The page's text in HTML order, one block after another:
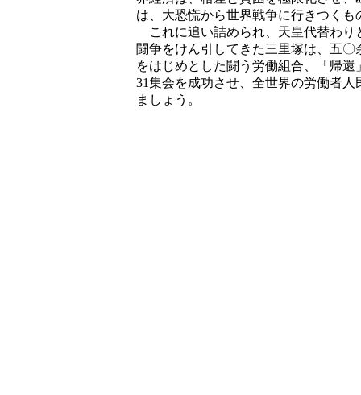
は、大恐慌から世界戦争に行きつくも
これに追い詰められ、天皇代替わり
闘争をけん引してきた三里塚は、五
をはじめとした闘う労働組合、「帰
31集会を成功させ、全世界の労働者
ましょう。